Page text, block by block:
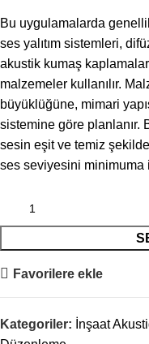
Bu uygulamalarda
ses yalıtım sistemleri,
akustik kumaş
malzemeler kullanılır.
büyüklüğüne, mimari
sistemine göre planlanır.
sesin eşit ve temiz şekilde
ses seviyesini minimuma
Favorilere ekle
Kategoriler: İnşaat